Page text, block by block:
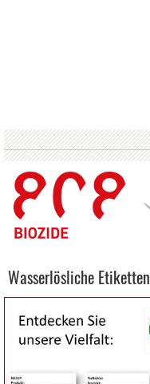
Wasserlösliche Etiketten